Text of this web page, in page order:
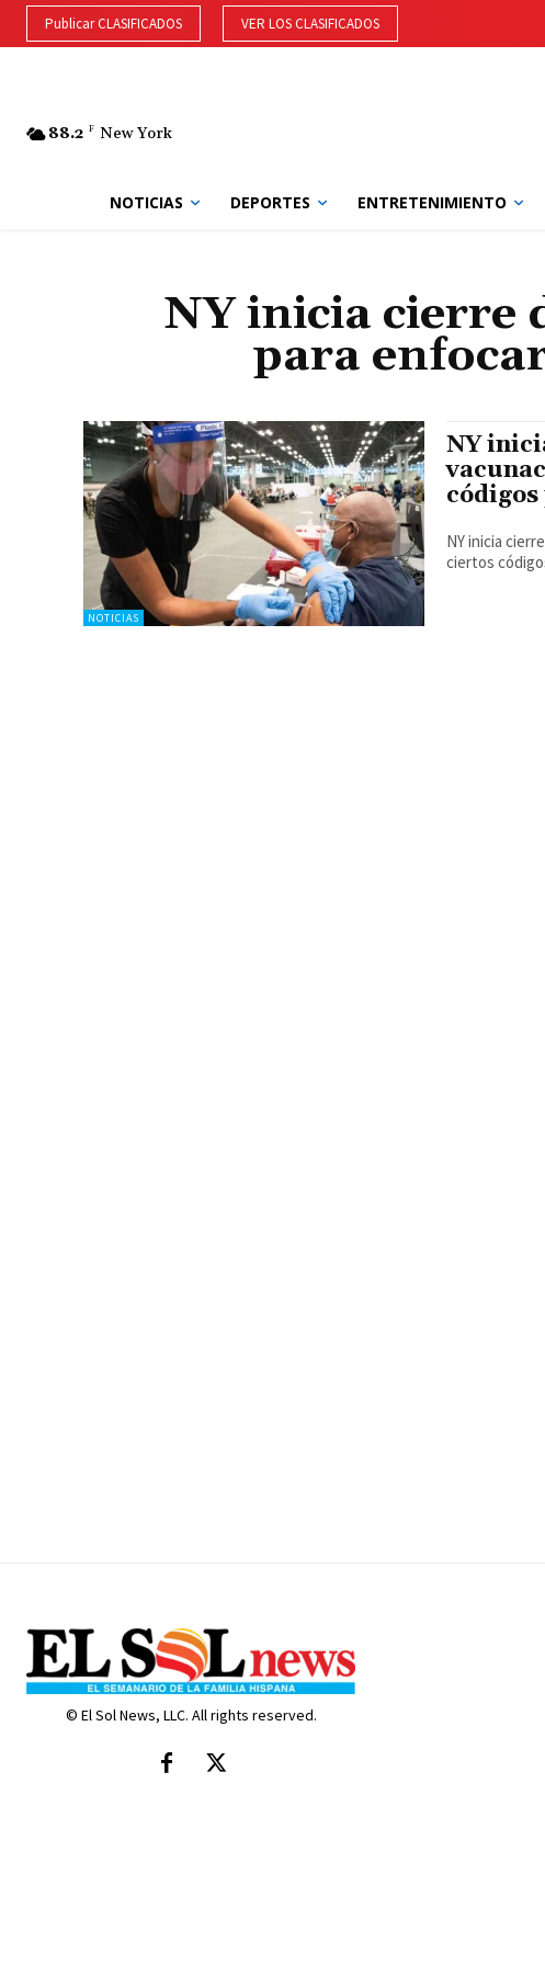
Publicar CLASIFICADOS VER LOS CLASIFICADOS
88.2 F New York
NOTICIAS DEPORTES ENTRETENIMIENTO
NY inicia cierre
para
NOTICIAS
NY
NY inicia
ciertos
© El Sol News, LLC. All rights reserved.